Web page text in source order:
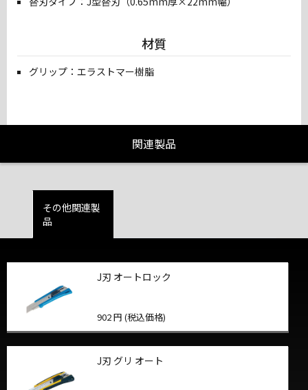
材質
グリップ：エラストマー樹脂
関連製品
その他関連製
品
J刃 オートロック
902 円 (税込価格)
J刃 グリ オート